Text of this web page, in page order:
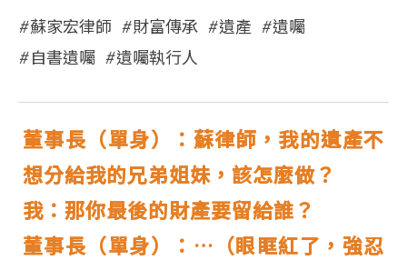
蘇家宏律師 財富傳承 遺產
遺囑
自書遺囑
遺囑執行人
董事長（單身）：蘇律師，我的遺產不
想分給我的兄弟姐妹，該怎麼做？
我：那你最後的財產要留給誰？
董事長（單身）：…（眼眶紅了，強忍